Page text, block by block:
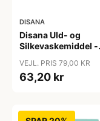
DISANA
Disana Uld- og
Silkevaskemiddel -
VEJL. PRIS 79,00 KR
63,20 kr